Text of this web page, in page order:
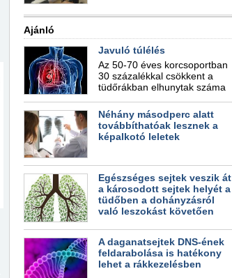
Ajánló
Javuló túlélés
Az 50-70 éves korcsoportban
30 százalékkal csökkent a
tüdőrákban elhunytak száma
Néhány másodperc alatt
továbbíthatóak lesznek a
képalkotó leletek
Egészséges sejtek veszik át
a károsodott sejtek helyét a
tüdőben a dohányzásról
való leszokást követően
A daganatsejtek DNS-ének
feldarabolása is hatékony
lehet a rákkezelésben